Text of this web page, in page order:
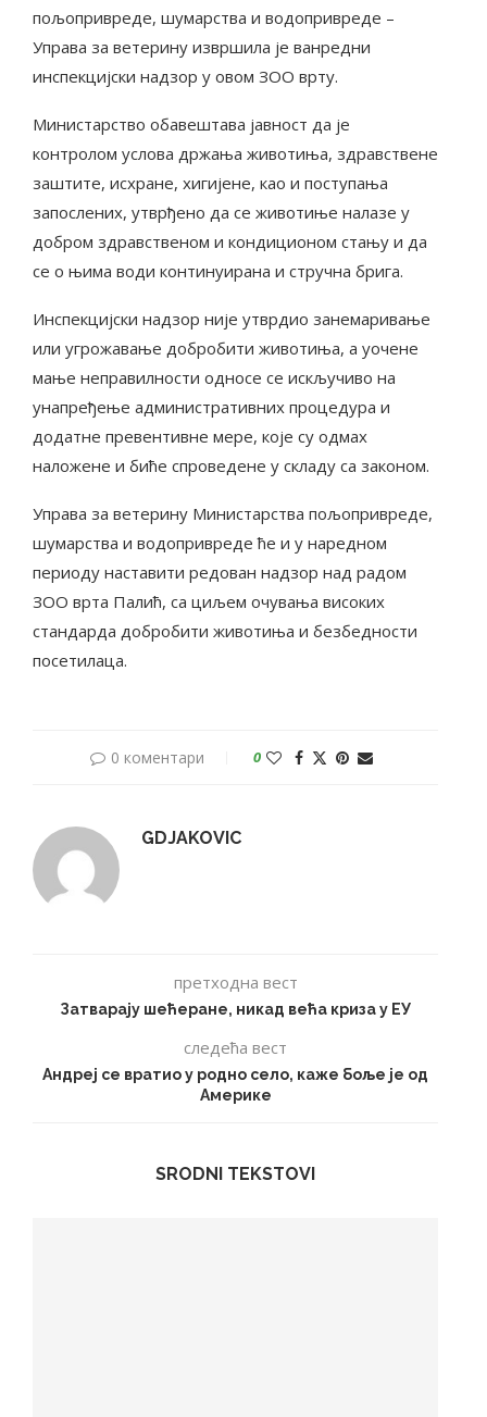
пољопривреде, шумарства и водопривреде –
Управа за ветерину извршила је ванредни
инспекцијски надзор у овом ЗОО врту.
Министарство обавештава јавност да је
контролом услова држања животиња, здравствене
заштите, исхране, хигијене, као и поступања
запослених, утврђено да се животиње налазе у
добром здравственом и кондиционом стању и да
се о њима води континуирана и стручна брига.
Инспекцијски надзор није утврдио занемаривање
или угрожавање добробити животиња, а уочене
мање неправилности односе се искључиво на
унапређење административних процедура и
додатне превентивне мере, које су одмах
наложене и биће спроведене у складу са законом.
Управа за ветерину Министарства пољопривреде,
шумарства и водопривреде ће и у наредном
периоду наставити редован надзор над радом
ЗОО врта Палић, са циљем очувања високих
стандарда добробити животиња и безбедности
посетилаца.
0 коментари 0
GDJAKOVIC
претходна вест
Затварају шећеране, никад већа криза у ЕУ
следећа вест
Андреј се вратио у родно село, каже боље је од
Америке
SRODNI TEKSTOVI